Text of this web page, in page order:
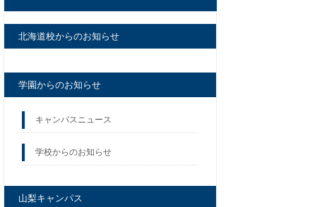
北海道校からのお知らせ
学園からのお知らせ
キャンパスニュース
学校からのお知らせ
山梨キャンパス